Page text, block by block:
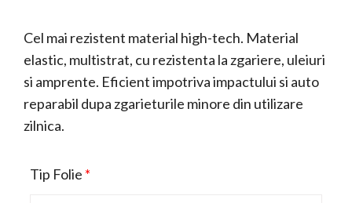
Cel mai rezistent material high-tech. Material
elastic, multistrat, cu rezistenta la zgariere, uleiuri
si amprente. Eficient impotriva impactului si auto
reparabil dupa zgarieturile minore din utilizare
zilnica.
Tip Folie *